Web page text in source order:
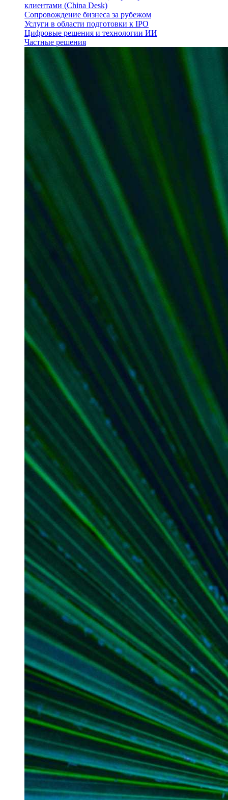
клиентами (China Desk)
Сопровождение бизнеса за рубежом
Услуги в области подготовки к IPO
Цифровые решения и технологии ИИ
Частные решения